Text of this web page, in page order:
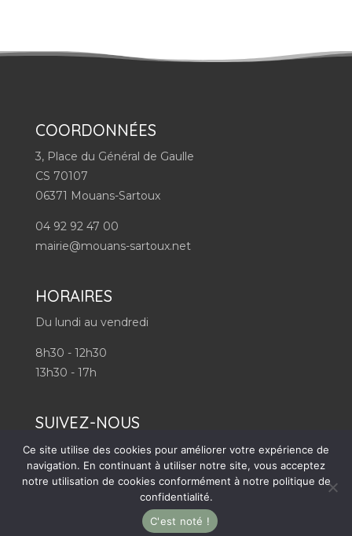
COORDONNÉES
3, Place du Général de Gaulle
CS 70107
06371 Mouans-Sartoux
04 92 92 47 00
mairie@mouans-sartoux.net
HORAIRES
Du lundi au vendredi
8h30 - 12h30
13h30 - 17h
SUIVEZ-NOUS
-Accessibilité
Ce site utilise des cookies pour améliorer votre expérience de
navigation. En continuant à utiliser notre site, vous acceptez
notre utilisation de cookies conformément à notre politique de
confidentialité.
C'est noté !